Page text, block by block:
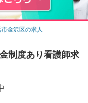
市金沢区の求人
制度あり看護師求